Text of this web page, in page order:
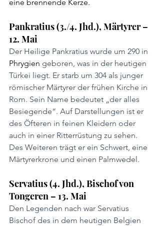
eine brennende Kerze.
Pankratius (3./4. Jhd.), Märtyrer –
12. Mai
Der Heilige Pankratius wurde um 290 in
Phrygien geboren, was in der heutigen
Türkei liegt. Er starb um 304 als junger
römischer Märtyrer der frühen Kirche in
Rom. Sein Name bedeutet „der alles
Besiegende“. Auf Darstellungen ist er
des Öfteren in feinen Kleidern oder
auch in einer Ritterrüstung zu sehen.
Des Weiteren trägt er ein Schwert, eine
Märtyrerkrone und einen Palmwedel.
Servatius (4. Jhd.), Bischof von
Tongeren – 13. Mai
Den Legenden nach war Servatius
Bischof des in dem heutigen Belgien